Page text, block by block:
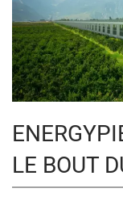
LE BOUT